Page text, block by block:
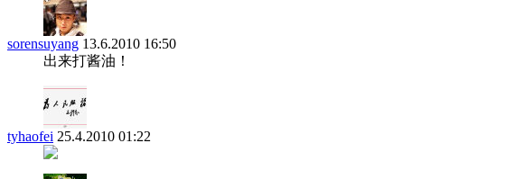
sorensuyang 13.6.2010 16:50
出来打酱油！
tyhaofei 25.4.2010 01:22